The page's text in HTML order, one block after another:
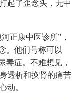
起了歪念头，无中
正康中医诊所”，
。他们号称可以
毒症。不难想见，
透析和换肾的痛苦
动。